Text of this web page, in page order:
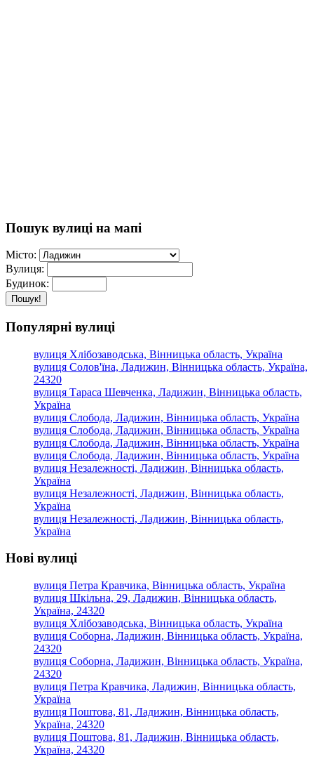
Пошук вулиці на мапі
Місто:
Вулиця:
Будинок:
Пошук!
Популярні вулиці
вулиця Хлібозаводська, Вінницька область, Україна
вулиця Солов'їна, Ладижин, Вінницька область, Україна,
24320
вулиця Тараса Шевченка, Ладижин, Вінницька область,
Україна
вулиця Слобода, Ладижин, Вінницька область, Україна
вулиця Слобода, Ладижин, Вінницька область, Україна
вулиця Слобода, Ладижин, Вінницька область, Україна
вулиця Слобода, Ладижин, Вінницька область, Україна
вулиця Незалежності, Ладижин, Вінницька область,
Україна
вулиця Незалежності, Ладижин, Вінницька область,
Україна
вулиця Незалежності, Ладижин, Вінницька область,
Україна
Нові вулиці
вулиця Петра Кравчика, Вінницька область, Україна
вулиця Шкільна, 29, Ладижин, Вінницька область,
Україна, 24320
вулиця Хлібозаводська, Вінницька область, Україна
вулиця Соборна, Ладижин, Вінницька область, Україна,
24320
вулиця Соборна, Ладижин, Вінницька область, Україна,
24320
вулиця Петра Кравчика, Ладижин, Вінницька область,
Україна
вулиця Поштова, 81, Ладижин, Вінницька область,
Україна, 24320
вулиця Поштова, 81, Ладижин, Вінницька область,
Україна, 24320